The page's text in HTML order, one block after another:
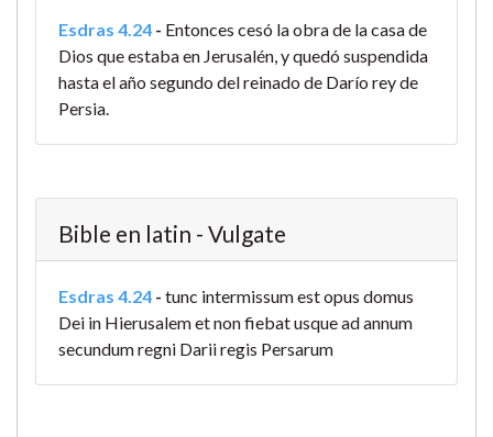
Esdras 4.24 - Entonces cesó la obra de la casa de
Dios que estaba en Jerusalén, y quedó suspendida
hasta el año segundo del reinado de Darío rey de
Persia.
Bible en latin - Vulgate
Esdras 4.24 - tunc intermissum est opus domus
Dei in Hierusalem et non fiebat usque ad annum
secundum regni Darii regis Persarum